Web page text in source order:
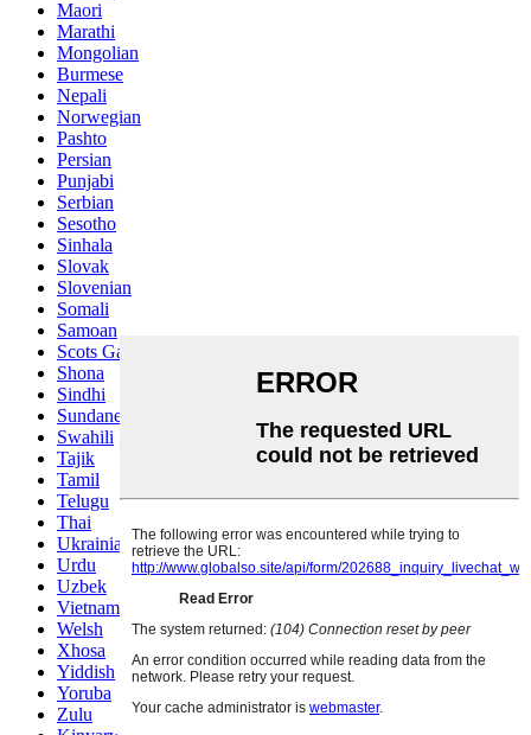
Maori
Marathi
Mongolian
Burmese
Nepali
Norwegian
Pashto
Persian
Punjabi
Serbian
Sesotho
Sinhala
Slovak
Slovenian
Somali
Samoan
Scots Gaelic
Shona
Sindhi
Sundanese
Swahili
Tajik
Tamil
Telugu
Thai
Ukrainian
Urdu
Uzbek
Vietnamese
Welsh
Xhosa
Yiddish
Yoruba
Zulu